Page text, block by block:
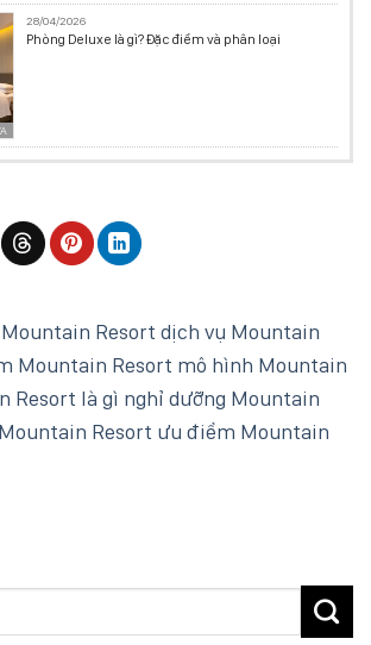
28/04/2026
Phòng Deluxe là gì? Đặc điểm và phân loại
Resort dịch vụ Mountain
Mountain Resort mô hình Mountain
Resort là gì nghỉ dưỡng Mountain
Resort ưu điểm Mountain